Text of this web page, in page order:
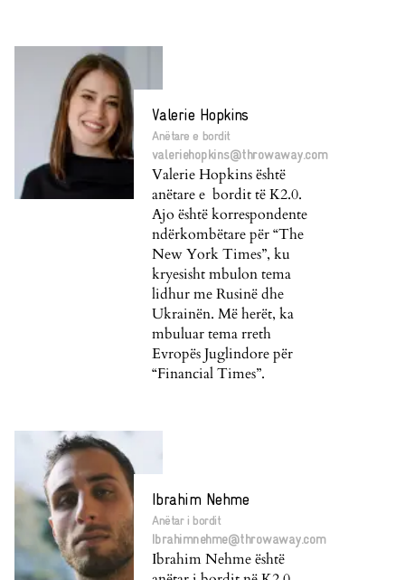
Valerie Hopkins
Anëtare e bordit
valeriehopkins@throwaway.com
Valerie Hopkins është
anëtare e bordit të K2.0.
Ajo është korrespondente
ndërkombëtare për “The
New York Times”, ku
kryesisht mbulon tema
lidhur me Rusinë dhe
Ukrainën. Më herët, ka
mbuluar tema rreth
Evropës Juglindore për
“Financial Times”.
Ibrahim Nehme
Anëtar i bordit
Ibrahimnehme@throwaway.com
Ibrahim Nehme është